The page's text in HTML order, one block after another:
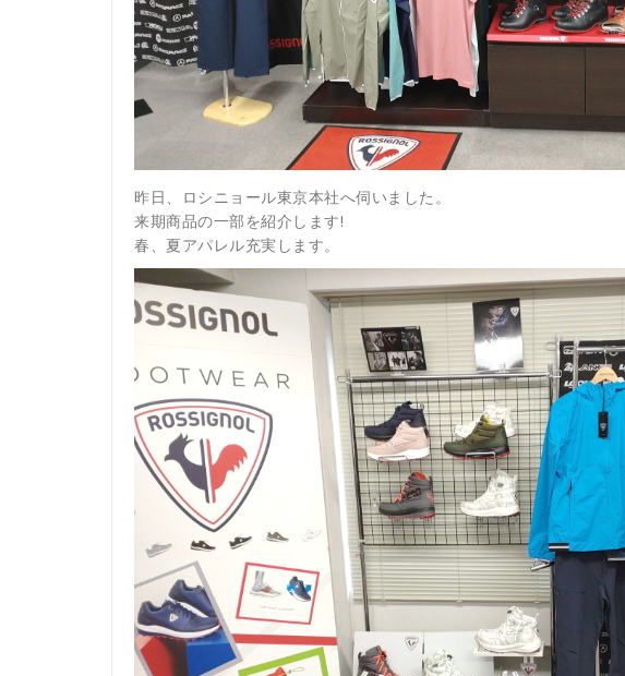
昨日、ロシニョール東京本社へ伺いました。
来期商品の一部を紹介します!
春、夏アパレル充実します。